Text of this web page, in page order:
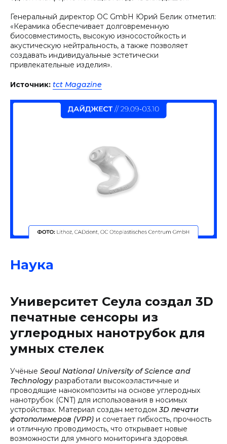
Генеральный директор OC GmbH Юрий Белик отметил:
«Керамика обеспечивает долговременную
биосовместимость, высокую износостойкость и
акустическую нейтральность, а также позволяет
создавать индивидуальные эстетически
привлекательные изделия».
Источник: tct Magazine
Наука
Университет Сеула создал 3D
печатные сенсоры из
углеродных нанотрубок для
умных стелек
Учёные Seoul National University of Science and
Technologyразработали высокоэластичные и
проводящие нанокомпозиты на основе углеродных
нанотрубок (CNT) для использования в носимых
устройствах. Материал создан методом3D печати
фотополимеров (VPP) и сочетает гибкость, прочность
и отличную проводимость, что открывает новые
возможности для умного мониторинга здоровья.